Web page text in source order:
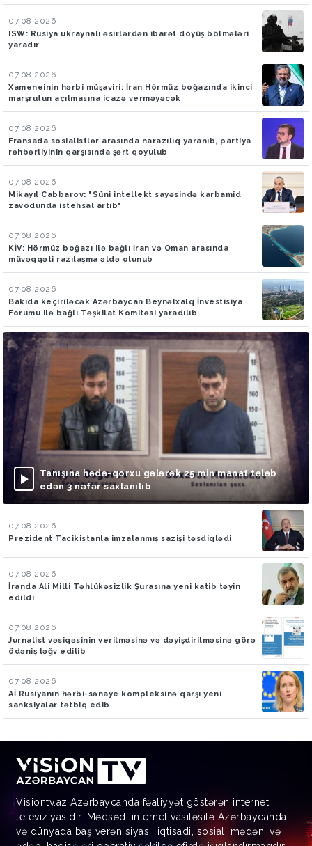
07.08.2026
ISW: Rusiya ukraynalı əsirlərdən ibarət döyüş bölmələri
yaradır
07.08.2026
Xameneinin hərbi müşaviri: İran Hörmüz boğazında ikinci
marşrutun açılmasına icazə verməyəcək
07.08.2026
Fransada sosialistlər arasında narazılıq yaranıb, partiya
rəhbərliyinin qarşısında şərt qoyulub
07.08.2026
Mikayıl Cabbarov: "Süni intellekt sayəsində karbamid
zavodunda istehsal artıb"
07.08.2026
KİV: Hörmüz boğazı ilə bağlı İran və Oman arasında
müvəqqəti razılaşma əldə olunub
07.08.2026
Bakıda keçiriləcək Azərbaycan Beynəlxalq İnvestisiya
Forumu ilə bağlı Təşkilat Komitəsi yaradılıb
Tanışına hədə-qorxu gələrək 25 min manat tələb
edən 3 nəfər saxlanılıb
07.08.2026
Prezident Tacikistanla imzalanmış sazişi təsdiqlədi
07.08.2026
İranda Ali Milli Təhlükəsizlik Şurasına yeni katib təyin
edildi
07.08.2026
Jurnalist vəsiqəsinin verilməsinə və dəyişdirilməsinə görə
ödəniş ləğv edilib
07.08.2026
Aİ Rusiyanın hərbi-sənaye kompleksinə qarşı yeni
sanksiyalar tətbiq edib
Visiontv.az Azərbaycanda fəaliyyət göstərən internet
televiziyasıdır. Məqsədi internet vasitəsilə Azərbaycanda
və dünyada baş verən siyasi, iqtisadi, sosial, mədəni və